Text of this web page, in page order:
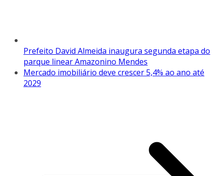
Prefeito David Almeida inaugura segunda etapa do
parque linear Amazonino Mendes
Mercado imobiliário deve crescer 5,4% ao ano até
2029